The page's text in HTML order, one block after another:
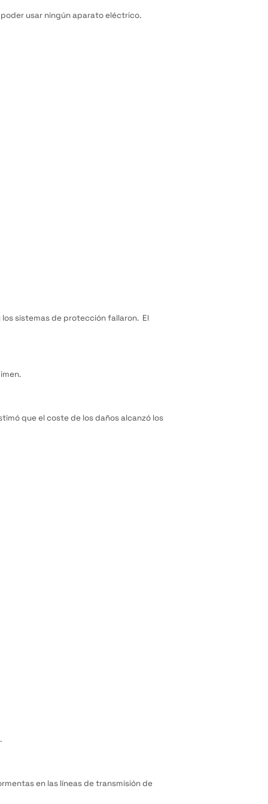
usar ningún aparato eléctrico.
sistemas de protección fallaron. El
que el coste de los daños alcanzó los
.
en las líneas de transmisión de